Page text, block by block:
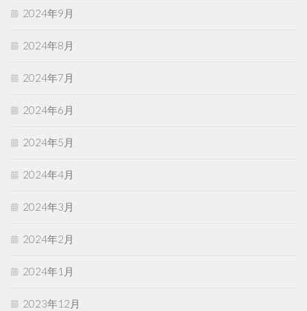
2024年9月
2024年8月
2024年7月
2024年6月
2024年5月
2024年4月
2024年3月
2024年2月
2024年1月
2023年12月